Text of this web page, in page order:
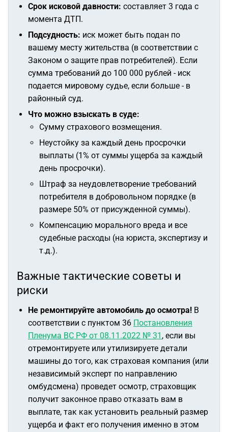
Срок исковой давности: составляет 3 года с
момента ДТП.
Подсудность: иск может быть подан по
вашему месту жительства (в соответствии с
Законом о защите прав потребителей). Если
сумма требований до 100 000 рублей - иск
подается мировому судье, если больше - в
районный суд.
Что можно взыскать в суде:
Сумму страхового возмещения.
Неустойку за каждый день просрочки
выплаты (1% от суммы ущерба за каждый
день просрочки).
Штраф за неудовлетворение требований
потребителя в добровольном порядке (в
размере 50% от присужденной суммы).
Компенсацию морального вреда и все
судебные расходы (на юриста, экспертизу и
т.д.).
Важные тактические советы и
риски
Не ремонтируйте автомобиль до осмотра! В
соответствии с пунктом 36 Постановления
Пленума ВС РФ от 08.11.2022 № 31 , если вы
отремонтируете или утилизируете детали
машины до того, как страховая компания (или
независимый эксперт по направлению
омбудсмена) проведет осмотр, страховщик
получит законное право отказать вам в
выплате, так как установить реальный размер
ущерба и факт его получения именно в этом